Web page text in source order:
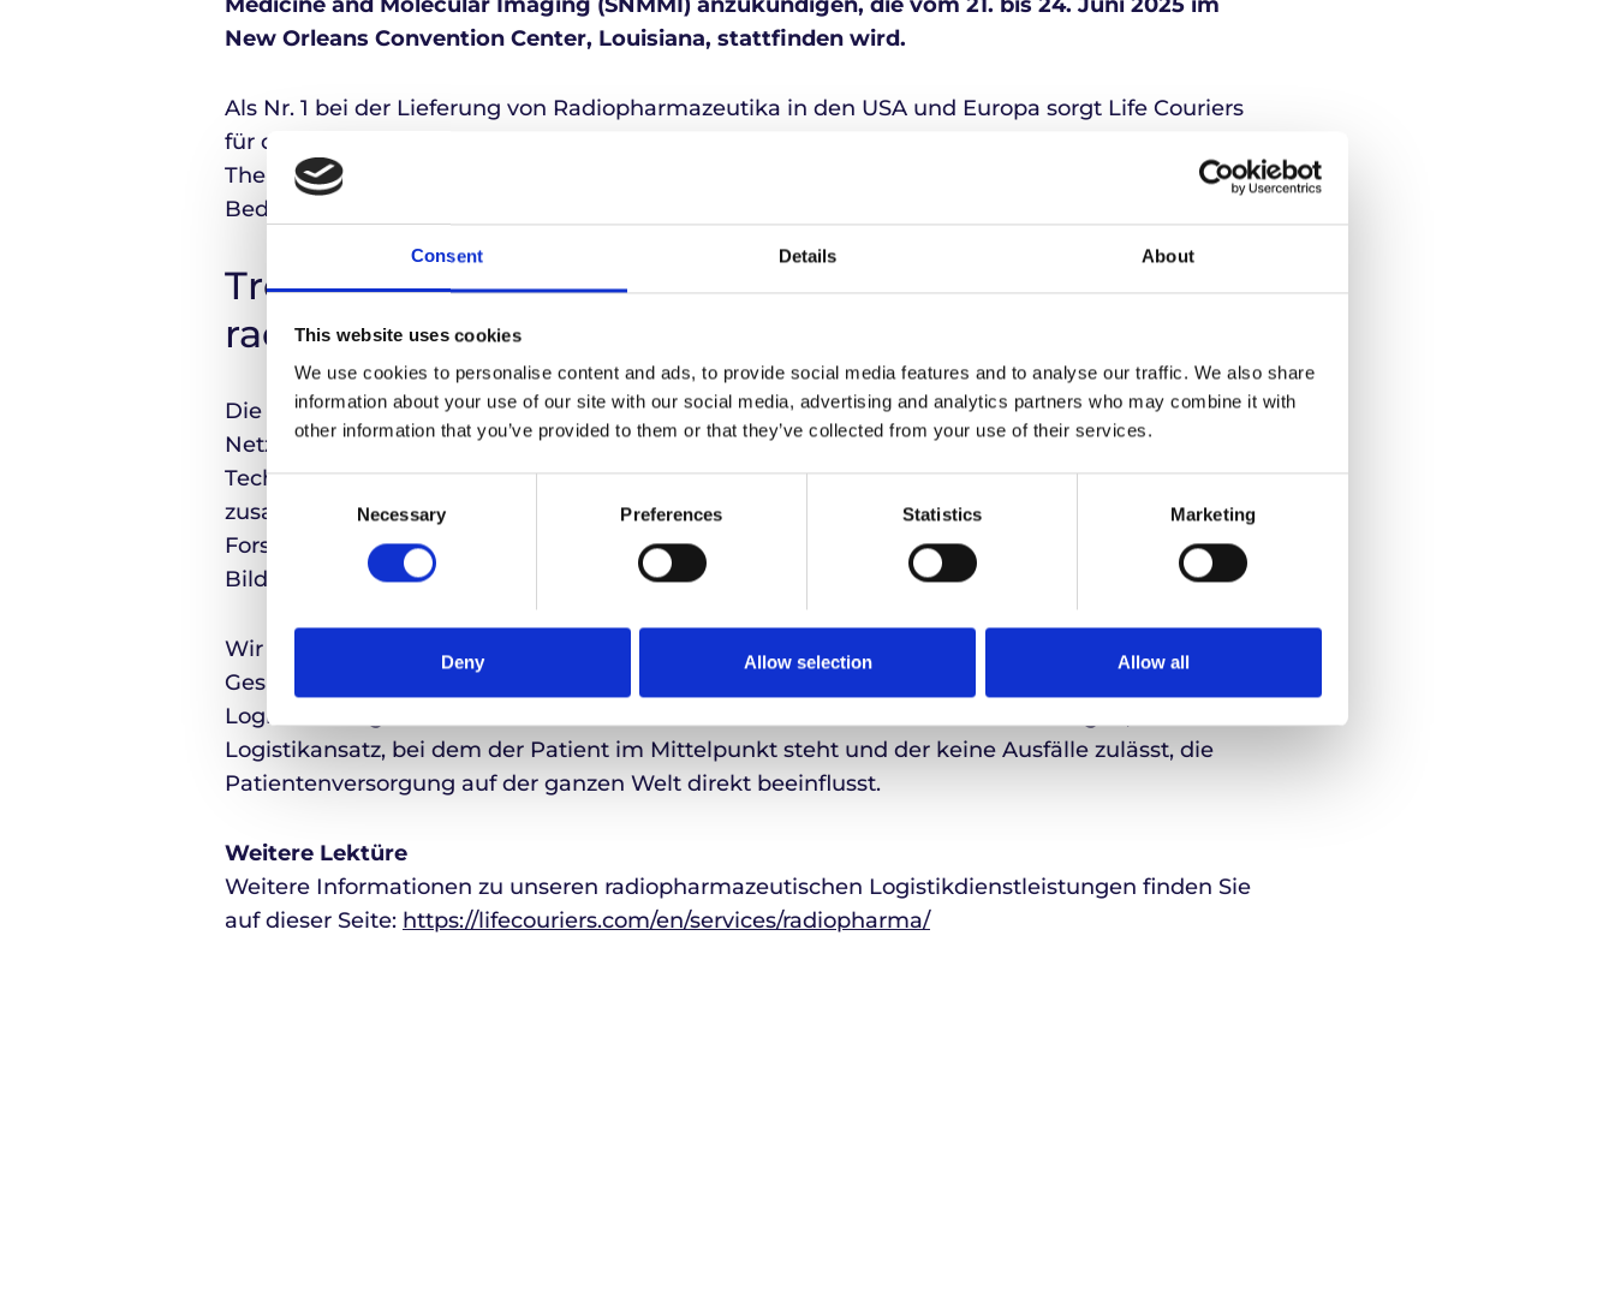
Consent Details About
This website uses cookies
We use cookies to personalise content and ads, to provide social media features and to analyse our traffic. We also share
information about your use of our site with our social media, advertising and analytics partners who may combine it with
other information that you’ve provided to them or that they’ve collected from your use of their services.
Consent
Selection
Necessary Preferences Statistics Marketing
Deny Allow selection Allow all
New Orleans Convention Center, Louisiana, stattfinden wird.
Als Nr. 1 bei der Lieferung von Radiopharmazeutika in den USA und Europa sorgt Life Couriers
für die sichere und pünktliche Lieferung von kritischen Radiopharmazeutika für Diagnostik und
Therapie. Unsere Präsenz auf der SNMMI unterstreicht unser volles Engagement, die komplexen
Bedürfnisse der Nuklearmedizin mit präziser Logistik zu unterstützen.
Treffen Sie unsere Experten für
radiopharmazeutische Logistik in New Orleans
Die SNMMI-Jahrestagung gilt als die wichtigste Bildungs-, Wissenschafts-, Forschungs- und
Netzwerkveranstaltung in diesem Bereich und bringt führende Ärzte, Wissenschaftler und
Technologen aus den besten medizinischen und akademischen Einrichtungen der Welt
zusammen. Die viertägige Veranstaltung bietet einen detaillierten Einblick in die neueste
Forschung und Entwicklung auf dem Gebiet der Nuklearmedizin und der molekularen
Bildgebung sowie Einblicke in praktische Anwendungen von Radiopharmazeutika.
Wir laden die Teilnehmer ein, den Stand Nr. 644zu besuchen, um mit unseren Experten ins
Gespräch zu kommen und die umfassenden, auf die Nuklearmedizinbranche zugeschnittenen
Logistiklösungen von Life Couriers kennenzulernen. Unser Team wird Ihnen zeigen, wie unser
Logistikansatz, bei dem der Patient im Mittelpunkt steht und der keine Ausfälle zulässt, die
Patientenversorgung auf der ganzen Welt direkt beeinflusst.
Weitere Lektüre
Weitere Informationen zu unseren radiopharmazeutischen Logistikdienstleistungen finden Sie
auf dieser Seite: https://lifecouriers.com/en/services/radiopharma/